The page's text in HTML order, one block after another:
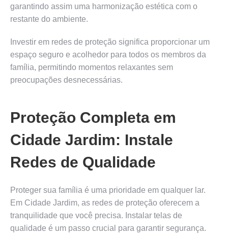
garantindo assim uma harmonização estética com o
restante do ambiente.
Investir em redes de proteção significa proporcionar um
espaço seguro e acolhedor para todos os membros da
família, permitindo momentos relaxantes sem
preocupações desnecessárias.
Proteção Completa em
Cidade Jardim: Instale
Redes de Qualidade
Proteger sua família é uma prioridade em qualquer lar.
Em Cidade Jardim, as redes de proteção oferecem a
tranquilidade que você precisa. Instalar telas de
qualidade é um passo crucial para garantir segurança.